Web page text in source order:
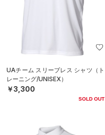
UAチーム スリーブレス シャツ（ト
レーニング/UNISEX）
￥3,300
SOLD OUT